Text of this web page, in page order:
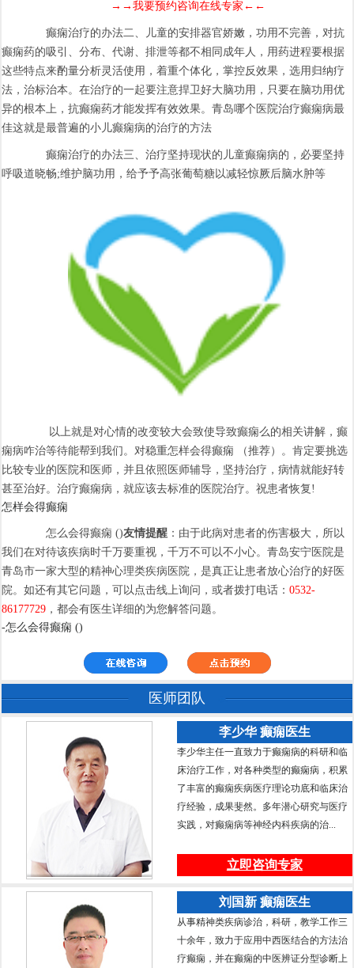
→→我要预约咨询在线专家←←
癫痫治疗的办法二、儿童的安排器官娇嫩，功用不完善，对抗
癫痫药的吸引、分布、代谢、排泄等都不相同成年人，用药进程要根据
这些特点来酌量分析灵活使用，着重个体化，掌控反效果，选用归纳疗
法，治标治本。在治疗的一起要注意捍卫好大脑功用，只要在脑功用优
异的根本上，抗癫痫药才能发挥有效效果。青岛哪个医院治疗癫痫病最
佳这就是最普遍的小儿癫痫病的治疗的方法
癫痫治疗的办法三、治疗坚持现状的儿童癫痫病的，必要坚持
呼吸道晓畅;维护脑功用，给予予高张葡萄糖以减轻惊厥后脑水肿等
以上就是对心情的改变较大会致使导致癫痫么的相关讲解，癫
痫病咋治等待能帮到我们。对稳重怎样会得癫痫 （推荐）。肯定要挑选
比较专业的医院和医师，并且依照医师辅导，坚持治疗，病情就能好转
甚至治好。治疗癫痫病，就应该去标准的医院治疗。祝患者恢复!
怎样会得癫痫
怎么会得癫痫 ()友情提醒 ：由于此病对患者的伤害极大，所以
我们在对待该疾病时千万要重视，千万不可以不小心。青岛安宁医院是
青岛市一家大型的精神心理类疾病医院，是真正让患者放心治疗的好医
院。如还有其它问题，可以点击线上询问，或者拨打电话：0532-
86177729 ，都会有医生详细的为您解答问题。
-怎么会得癫痫 ()
医师团队
李少华 癫痫医生
李少华主任一直致力于癫痫病的科研和临
床治疗工作，对各种类型的癫痫病，积累
了丰富的癫痫疾病医疗理论功底和临床治
疗经验，成果斐然。多年潜心研究与医疗
实践，对癫痫病等神经内科疾病的治...
立即咨询专家
刘国新 癫痫医生
从事精神类疾病诊治，科研，教学工作三
十余年，致力于应用中西医结合的方法治
疗癫痫，并在癫痫的中医辨证分型诊断上